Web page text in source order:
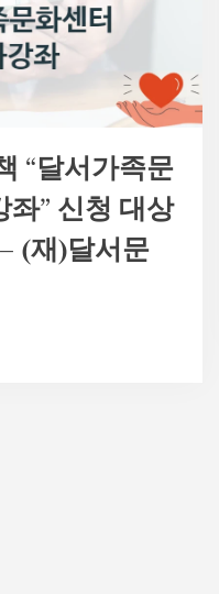
“달서가족문
좌” 신청 대상
(재)달서문